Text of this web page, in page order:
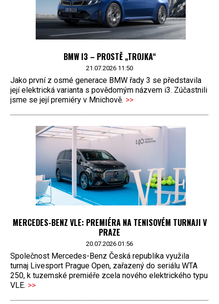
BMW I3 – PROSTĚ „TROJKA“
21.07.2026 11:50
Jako první z osmé generace BMW řady 3 se představila
její elektrická varianta s povědomým názvem i3. Zúčastnili
jsme se její premiéry v Mnichově. >>
MERCEDES-BENZ VLE: PREMIÉRA NA TENISOVÉM TURNAJI V
PRAZE
20.07.2026 01:56
Společnost Mercedes-Benz Česká republika využila
turnaj Livesport Prague Open, zařazený do seriálu WTA
250, k tuzemské premiéře zcela nového elektrického typu
VLE. >>